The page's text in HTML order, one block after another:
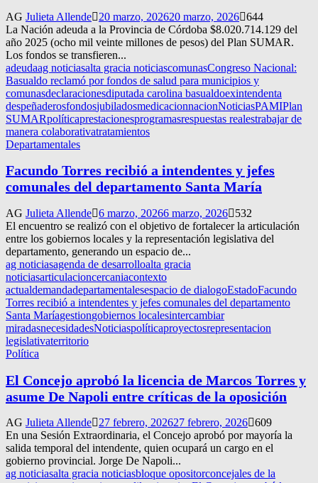
AG Julieta Allende 20 marzo, 202620 marzo, 2026 644
La Nación adeuda a la Provincia de Córdoba $8.020.714.129 del
año 2025 (ocho mil veinte millones de pesos) del Plan SUMAR.
Los fondos se transfieren...
adeudaag noticiasalta gracia noticiascomunasCongreso Nacional:
Basualdo reclamó por fondos de salud para municipios y
comunasdeclaracionesdiputada carolina basualdoexintendenta
despeñaderosfondosjubiladosmedicacionnacionNoticiasPAMIPlan
SUMARpolíticaprestacionesprogramasrespuestas realestrabajar de
manera colaborativatratamientos
Departamentales
Facundo Torres recibió a intendentes y jefes
comunales del departamento Santa María
AG Julieta Allende 6 marzo, 20266 marzo, 2026
532
El encuentro se realizó con el objetivo de fortalecer la articulación
entre los gobiernos locales y la representación legislativa del
departamento, generando un espacio de...
ag noticiasagenda de desarrolloalta gracia
noticiasarticulacioncercaniacontexto
actualdemandadepartamentalesespacio de dialogoEstadoFacundo
Torres recibió a intendentes y jefes comunales del departamento
Santa Maríagestiongobiernos localesintercambiar
miradasnecesidadesNoticiaspolíticaproyectosrepresentacion
legislativaterritorio
Política
El Concejo aprobó la licencia de Marcos Torres y
asume De Napoli entre críticas de la oposición
AG Julieta Allende 27 febrero, 202627 febrero, 2026 609
En una Sesión Extraordinaria, el Concejo aprobó por mayoría la
salida temporal del intendente, quien ocupará un cargo en el
gobierno provincial. Jorge De Napoli...
ag noticiasalta gracia noticiasbloque opositorconcejales de la